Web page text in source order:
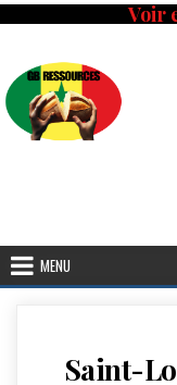
Voir
MENU
Saint-